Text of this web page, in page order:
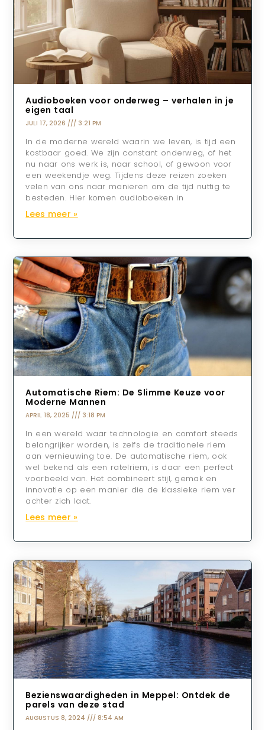
Audioboeken voor onderweg – verhalen in je
eigen taal
JULI 17, 2026 3:21 PM
In de moderne wereld waarin we leven, is tijd een
kostbaar goed. We zijn constant onderweg, of het
nu naar ons werk is, naar school, of gewoon voor
een weekendje weg. Tijdens deze reizen zoeken
velen van ons naar manieren om de tijd nuttig te
besteden. Hier komen audioboeken in
Lees meer »
Automatische Riem: De Slimme Keuze voor
Moderne Mannen
APRIL 18, 2025 3:18 PM
In een wereld waar technologie en comfort steeds
belangrijker worden, is zelfs de traditionele riem
aan vernieuwing toe. De automatische riem, ook
wel bekend als een ratelriem, is daar een perfect
voorbeeld van. Het combineert stijl, gemak en
innovatie op een manier die de klassieke riem ver
achter zich laat.
Lees meer »
Bezienswaardigheden in Meppel: Ontdek de
parels van deze stad
AUGUSTUS 8, 2024 8:54 AM